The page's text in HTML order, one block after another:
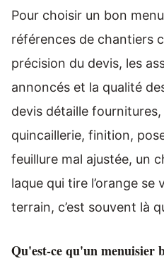
Pour choisir un bon
références de chantiers
précision du devis, les
annoncés et la qualité
devis détaille
quincaillerie, finition,
feuillure mal ajustée, un
laque qui tire l’orange se
terrain, c’est souvent là
Qu'est-ce qu'un menuisier